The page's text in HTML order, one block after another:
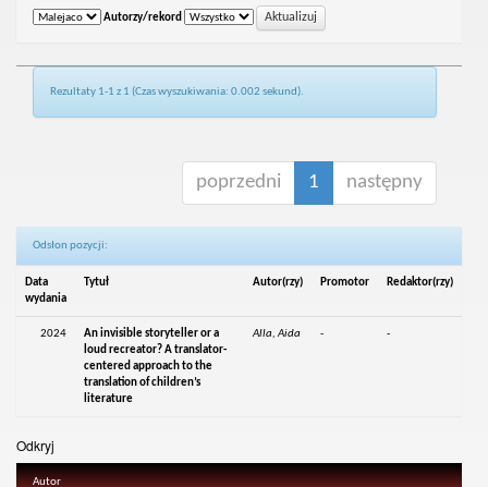
Autorzy/rekord
Rezultaty 1-1 z 1 (Czas wyszukiwania: 0.002 sekund).
poprzedni 1 następny
Odsłon pozycji:
Data
wydania
Tytuł Autor(rzy) Promotor Redaktor(rzy)
2024
An invisible storyteller or a
loud recreator? A translator-
centered approach to the
translation of children’s
literature
Alla, Aida - -
Odkryj
Autor